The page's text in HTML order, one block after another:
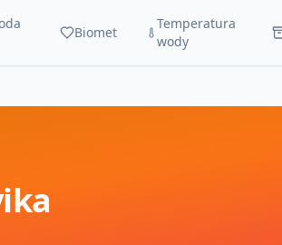
Biomet
Temperatura
wody